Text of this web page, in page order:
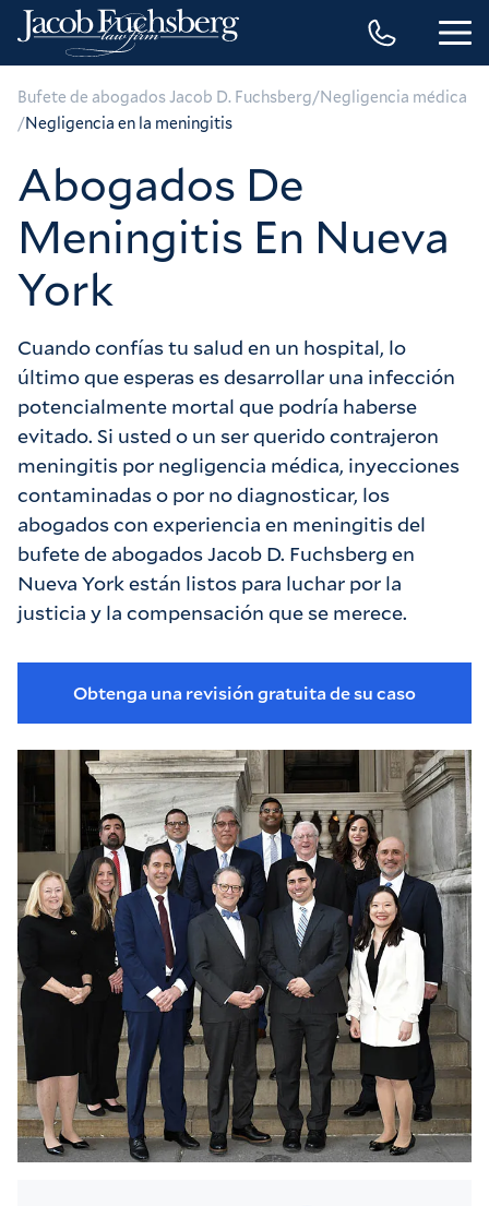
Bufete de abogados Jacob D. Fuchsberg/Negligencia médica
/Negligencia en la meningitis
Abogados De
Meningitis En Nueva
York
Cuando confías tu salud en un hospital, lo
último que esperas es desarrollar una infección
potencialmente mortal que podría haberse
evitado. Si usted o un ser querido contrajeron
meningitis por negligencia médica, inyecciones
contaminadas o por no diagnosticar, los
abogados con experiencia en meningitis del
bufete de abogados Jacob D. Fuchsberg en
Nueva York están listos para luchar por la
justicia y la compensación que se merece.
Obtenga una revisión gratuita de su caso